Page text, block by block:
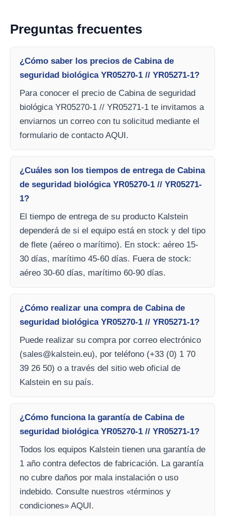
Preguntas frecuentes
¿Cómo saber los precios de Cabina de
seguridad biológica YR05270-1 // YR05271-1?
Para conocer el precio de Cabina de seguridad
biológica YR05270-1 // YR05271-1 te invitamos a
enviarnos un correo con tu solicitud mediante el
formulario de contacto AQUI.
¿Cuáles son los tiempos de entrega de Cabina
de seguridad biológica YR05270-1 // YR05271-
1?
El tiempo de entrega de su producto Kalstein
dependerá de si el equipo está en stock y del tipo
de flete (aéreo o marítimo). En stock: aéreo 15-
30 días, marítimo 45-60 días. Fuera de stock:
aéreo 30-60 días, marítimo 60-90 días.
¿Cómo realizar una compra de Cabina de
seguridad biológica YR05270-1 // YR05271-1?
Puede realizar su compra por correo electrónico
(sales@kalstein.eu), por teléfono (+33 (0) 1 70
39 26 50) o a través del sitio web oficial de
Kalstein en su país.
¿Cómo funciona la garantía de Cabina de
seguridad biológica YR05270-1 // YR05271-1?
Todos los equipos Kalstein tienen una garantía de
1 año contra defectos de fabricación. La garantía
no cubre daños por mala instalación o uso
indebido. Consulte nuestros «términos y
condiciones» AQUI.